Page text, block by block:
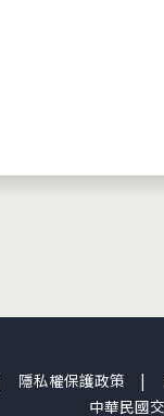
隱私權保護政策 |
中華民國